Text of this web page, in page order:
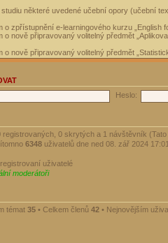
některé uvedené učební opory (učební
o zpřístupnění e-learningového kurzu „English
o nově připravovaný volitelný předmět
o nově připravovaný volitelný předmět
Heslo:
registrovaných, 0 skrytých a 1 návštěvník
6348 uživatelů dne ned 08. zář 2024
uživatelé
moderátoři
témat 35 • Celkem členů 42 • Nejnovějším